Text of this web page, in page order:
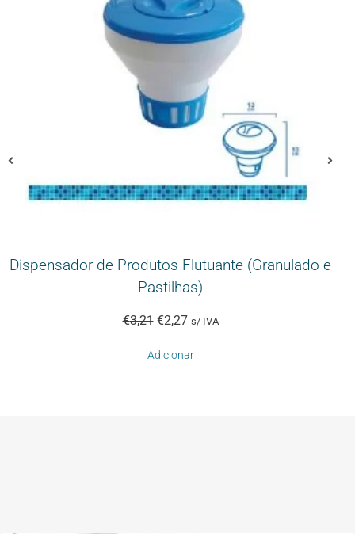
Dispensador de Produtos Flutuante (Granulado e
Pastilhas)
€3,21 €2,27 s/ IVA
Adicionar